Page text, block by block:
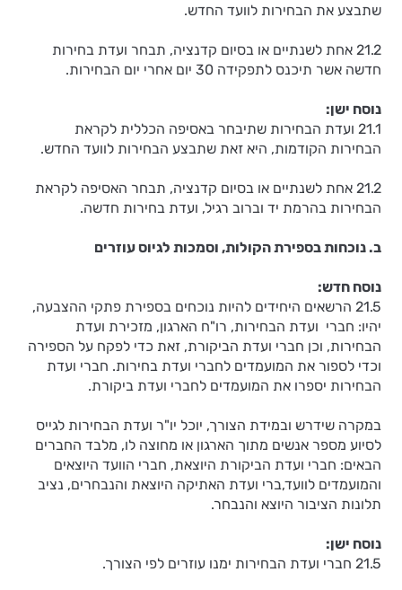
שתבצע את הבחירות לוועד החדש.
21.2 אחת לשנתיים או בסיום קדנציה, תבחר ועדת בחירות
חדשה אשר תיכנס לתפקידה 30 יום אחרי יום הבחירות.
נוסח ישן:
21.1 ועדת הבחירות שתיבחר באסיפה הכללית לקראת
הבחירות הקודמות, היא זאת שתבצע הבחירות לוועד החדש.
21.2 אחת לשנתיים או בסיום קדנציה, תבחר האסיפה לקראת
הבחירות בהרמת יד וברוב רגיל, ועדת בחירות חדשה.
ב. נוכחות בספירת הקולות, וסמכות לגיוס עוזרים
נוסח חדש:
21.5 הרשאים היחידים להיות נוכחים בספירת פתקי ההצבעה,
יהיו: חברי ועדת הבחירות, רו"ח הארגון, מזכירת ועדת
הבחירות, וכן חברי ועדת הביקורת, זאת כדי לפקח על הספירה
וכדי לספור את המועמדים לחברי ועדת בחירות. חברי ועדת
הבחירות יספרו את המועמדים לחברי ועדת ביקורת.
במקרה שידרש ובמידת הצורך, יוכל יו"ר ועדת הבחירות לגייס
לסיוע מספר אנשים מתוך הארגון או מחוצה לו, מלבד החברים
הבאים: חברי ועדת הביקורת היוצאת, חברי הוועד היוצאים
והמועמדים לוועד,ברי ועדת האתיקה היוצאת והנבחרים, נציב
תלונות הציבור היוצא והנבחר.
נוסח ישן:
21.5 חברי ועדת הבחירות ימנו עוזרים לפי הצורך.